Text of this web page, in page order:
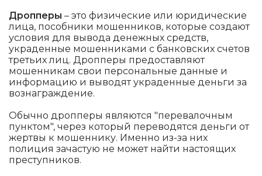
Дропперы – это физические или юридические
лица, пособники мошенников, которые создают
условия для вывода денежных средств,
украденные мошенниками с банковских счетов
третьих лиц. Дропперы предоставляют
мошенникам свои персональные данные и
информацию и выводят украденные деньги за
вознаграждение.
Обычно дропперы являются "перевалочным
пунктом", через который переводятся деньги от
жертвы к мошеннику. Именно из-за них
полиция зачастую не может найти настоящих
преступников.